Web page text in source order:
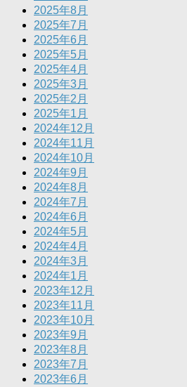
2025年8月
2025年7月
2025年6月
2025年5月
2025年4月
2025年3月
2025年2月
2025年1月
2024年12月
2024年11月
2024年10月
2024年9月
2024年8月
2024年7月
2024年6月
2024年5月
2024年4月
2024年3月
2024年1月
2023年12月
2023年11月
2023年10月
2023年9月
2023年8月
2023年7月
2023年6月